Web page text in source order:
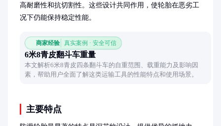
高耐磨性和抗切割性。这些设计共同作用，使轮胎在恶劣工
况下仍能保持稳定性能。
商家经验 真实案例 · 安全可信
6米8青皮翻斗车重量
本文解析6米8青皮四条翻斗车的自重范围、载重能力及影响因
素，帮助用户全面了解这类运输工具的性能特点和使用场景。
主要特点